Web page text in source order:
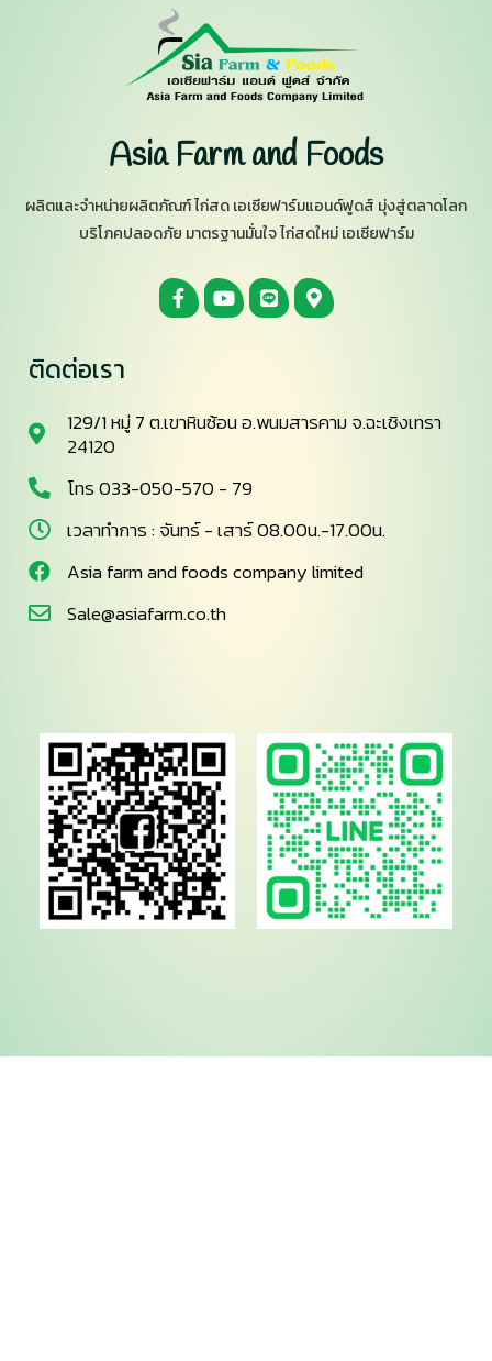
Asia Farm and Foods
ผลิตและจำหน่ายผลิตภัณฑ์ ไก่สด เอเซียฟาร์มแอนด์ฟูดส์ มุ่งสู่ตลาดโลก
บริโภคปลอดภัย มาตรฐานมั่นใจ ไก่สดใหม่ เอเซียฟาร์ม
ติดต่อเรา
129/1 หมู่ 7 ต.เขาหินซ้อน อ.พนมสารคาม จ.ฉะเชิงเทรา
24120
โทร 033-050-570 - 79
เวลาทำการ : จันทร์ - เสาร์ 08.00น.-17.00น.
Asia farm and foods company limited
Sale@asiafarm.co.th